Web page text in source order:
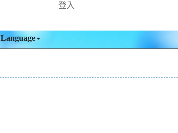
登入
Language